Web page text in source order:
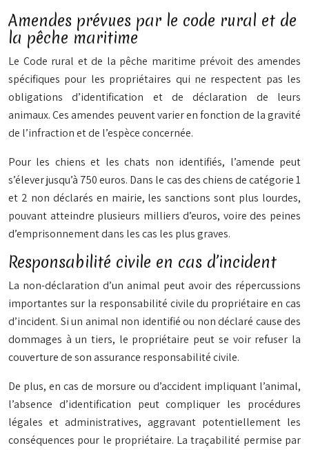
Amendes prévues par le code rural et de
la pêche maritime
Le Code rural et de la pêche maritime prévoit des amendes
spécifiques pour les propriétaires qui ne respectent pas les
obligations d’identification et de déclaration de leurs
animaux. Ces amendes peuvent varier en fonction de la gravité
de l’infraction et de l’espèce concernée.
Pour les chiens et les chats non identifiés, l’amende peut
s’élever jusqu’à 750 euros. Dans le cas des chiens de catégorie 1
et 2 non déclarés en mairie, les sanctions sont plus lourdes,
pouvant atteindre plusieurs milliers d’euros, voire des peines
d’emprisonnement dans les cas les plus graves.
Responsabilité civile en cas d’incident
La non-déclaration d’un animal peut avoir des répercussions
importantes sur la responsabilité civile du propriétaire en cas
d’incident. Si un animal non identifié ou non déclaré cause des
dommages à un tiers, le propriétaire peut se voir refuser la
couverture de son assurance responsabilité civile.
De plus, en cas de morsure ou d’accident impliquant l’animal,
l’absence d’identification peut compliquer les procédures
légales et administratives, aggravant potentiellement les
conséquences pour le propriétaire. La traçabilité permise par